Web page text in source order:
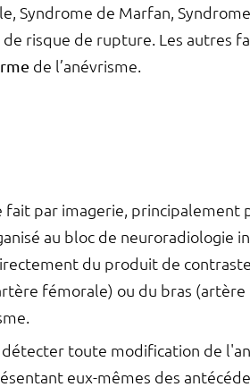
Syndrome de Marfan,
risque de rupture. Les autres
de l’anévrisme.
par imagerie, principalement
au bloc de neuroradiologie
du produit de
fémorale) ou du bras
toute modification de
eux-mêmes des